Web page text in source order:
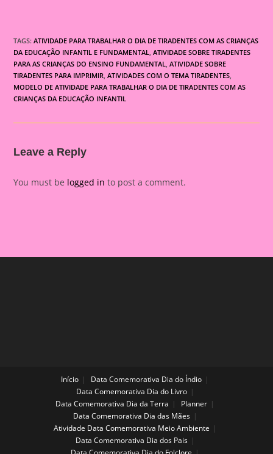
TAGS:ATIVIDADE PARA TRABALHAR O DIA DE TIRADENTES COM AS CRIANÇAS
DA EDUCAÇÃO INFANTIL E FUNDAMENTAL, ATIVIDADE SOBRE TIRADENTES
PARA AS CRIANÇAS DO ENSINO FUNDAMENTAL, ATIVIDADE SOBRE
TIRADENTES PARA IMPRIMIR, ATIVIDADES COM O TEMA TIRADENTES,
MODELO DE ATIVIDADE PARA TRABALHAR O DIA DE TIRADENTES COM AS
CRIANÇAS DA EDUCAÇÃO INFANTIL
Leave a Reply
You must be logged in to post a comment.
Início
Data Comemorativa Dia do Índio
Data Comemorativa Dia do Livro
Data Comemorativa Dia da Terra
Planner
Data Comemorativa Dia das Mães
Atividade Data Comemorativa Meio Ambiente
Data Comemorativa Dia dos Pais